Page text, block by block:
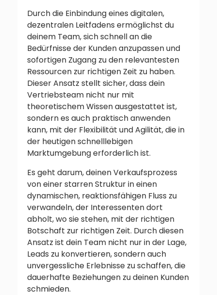
Durch die Einbindung eines digitalen,
dezentralen Leitfadens ermöglichst du
deinem Team, sich schnell an die
Bedürfnisse der Kunden anzupassen und
sofortigen Zugang zu den relevantesten
Ressourcen zur richtigen Zeit zu haben.
Dieser Ansatz stellt sicher, dass dein
Vertriebsteam nicht nur mit
theoretischem Wissen ausgestattet ist,
sondern es auch praktisch anwenden
kann, mit der Flexibilität und Agilität, die in
der heutigen schnelllebigen
Marktumgebung erforderlich ist.
Es geht darum, deinen Verkaufsprozess
von einer starren Struktur in einen
dynamischen, reaktionsfähigen Fluss zu
verwandeln, der Interessenten dort
abholt, wo sie stehen, mit der richtigen
Botschaft zur richtigen Zeit. Durch diesen
Ansatz ist dein Team nicht nur in der Lage,
Leads zu konvertieren, sondern auch
unvergessliche Erlebnisse zu schaffen, die
dauerhafte Beziehungen zu deinen Kunden
schmieden.